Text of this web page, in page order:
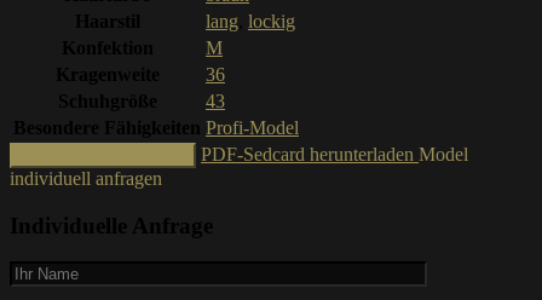
Haarstil
lang lockig
Konfektion
M
Kragenweite
36
Schuhgröße
43
Besondere Fähigkeiten Profi-Model
PDF-Sedcard herunterladen Model
individuell anfragen
Individuelle Anfrage